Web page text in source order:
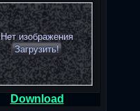
Нет изображения
Загрузить!
Download